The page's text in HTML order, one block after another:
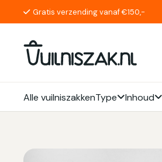
Gratis verzending vanaf €150,-
Alle vuilniszakkenType Inhoud